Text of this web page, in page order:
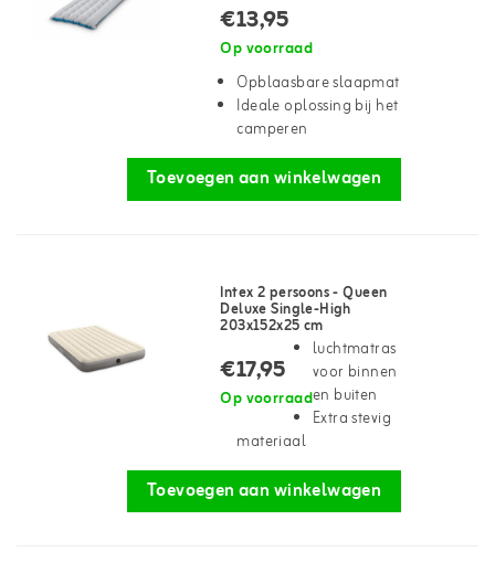
€13,95
Op voorraad
Opblaasbare slaapmat
Ideale oplossing bij het
camperen
Toevoegen aan winkelwagen
Intex 2 persoons - Queen
Deluxe Single-High
203x152x25 cm
€17,95
Op voorraad
luchtmatras
voor binnen
en buiten
Extra stevig
materiaal
Toevoegen aan winkelwagen